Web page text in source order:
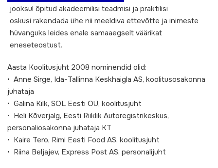
jooksul õpitud akadeemilisi teadmisi ja praktilisi
oskusi rakendada ühe nii meeldiva ettevõtte ja inimeste
hüvanguks leides enale samaaegselt väärikat
eneseteostust.
Aasta Koolitusjuht 2008 nominendid olid:
• Anne Sirge, Ida-Tallinna Keskhaigla AS, koolitusosakonna
juhataja
• Galina Kilk, SOL Eesti OÜ, koolitusjuht
• Heli Kõverjalg, Eesti Riiklik Autoregistrikeskus,
personaliosakonna juhataja KT
• Kaire Tero, Rimi Eesti Food AS, koolitusjuht
• Riina Beljajev, Express Post AS, personalijuht